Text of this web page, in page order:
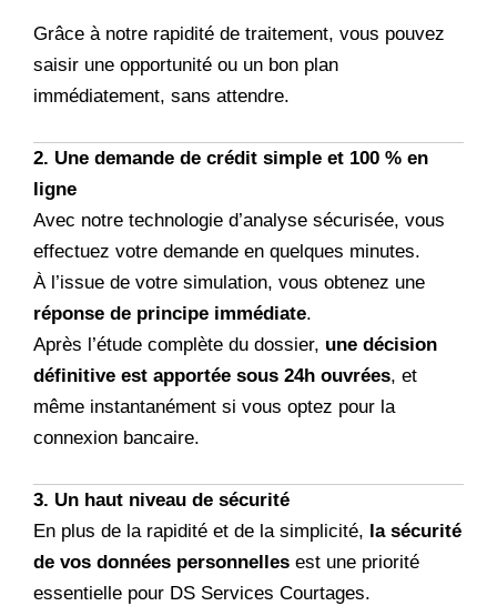
Grâce à notre rapidité de traitement, vous pouvez
saisir une opportunité ou un bon plan
immédiatement, sans attendre.
2. Une demande de crédit simple et 100 % en
ligne
Avec notre technologie d’analyse sécurisée, vous
effectuez votre demande en quelques minutes.
À l’issue de votre simulation, vous obtenez une
réponse de principe immédiate.
Après l’étude complète du dossier, une décision
définitive est apportée sous 24h ouvrées, et
même instantanément si vous optez pour la
connexion bancaire.
3. Un haut niveau de sécurité
En plus de la rapidité et de la simplicité, la sécurité
de vos données personnelles est une priorité
essentielle pour DS Services Courtages.